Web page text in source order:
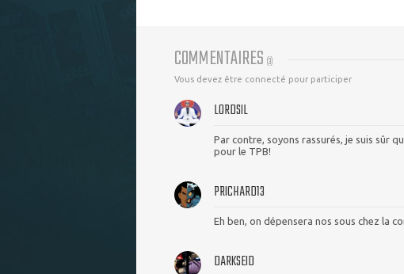
COMMENTAIRES (3)
Vous devez être connecté pour participer
LORDSIL
Par contre, soyons rassurés, je suis sûr
pour le TPB!
PRICHARD13
Eh ben, on dépensera nos sous chez la
DARKSEID